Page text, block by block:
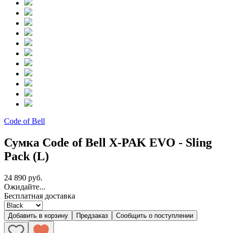
Code of Bell
Сумка Code of Bell X-PAK EVO - Sling
Pack (L)
24 890 руб.
Ожидайте...
Бесплатная доставка
Добавить в корзину Предзаказ Сообщить о поступлении